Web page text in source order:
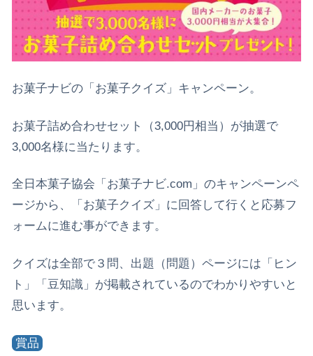
お菓子ナビの「お菓子クイズ」キャンペーン。
お菓子詰め合わせセット（3,000円相当）が抽選で
3,000名様に当たります。
全日本菓子協会「お菓子ナビ.com」のキャンペーンペ
ージから、「お菓子クイズ」に回答して行くと応募フ
ォームに進む事ができます。
クイズは全部で３問、出題（問題）ページには「ヒン
ト」「豆知識」が掲載されているのでわかりやすいと
思います。
賞品